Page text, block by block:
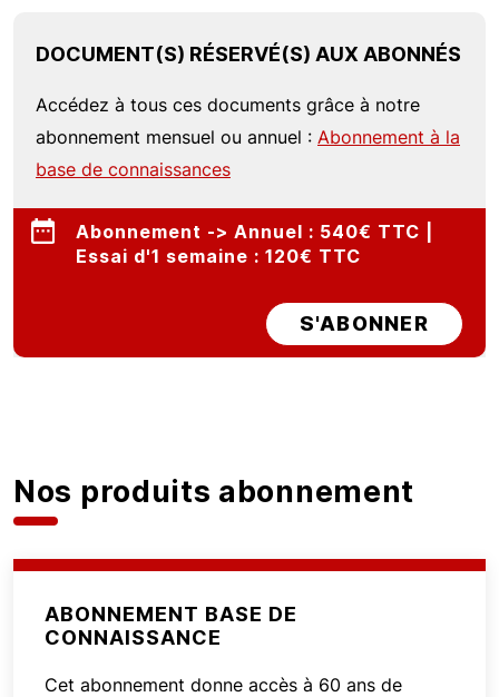
DOCUMENT(S) RÉSERVÉ(S) AUX ABONNÉS
Accédez à tous ces documents grâce à notre
abonnement mensuel ou annuel : Abonnement à la
base de connaissances
Abonnement -> Annuel : 540€ TTC |
Essai d'1 semaine : 120€ TTC
S'ABONNER
Nos produits abonnement
ABONNEMENT BASE DE
CONNAISSANCE
Cet abonnement donne accès à 60 ans de